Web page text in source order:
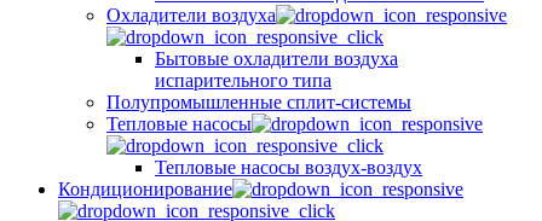
Охладители воздуха
Бытовые охладители воздуха
испарительного типа
Полупромышленные сплит-системы
Тепловые насосы
Тепловые насосы воздух-воздух
Кондиционирование